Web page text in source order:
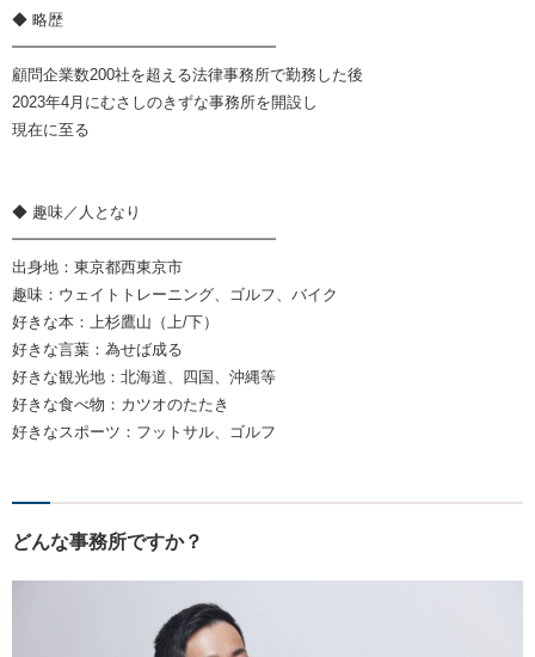
◆ 略歴
━━━━━━━━━━━━━━━━━
顧問企業数200社を超える法律事務所で勤務した後
2023年4月にむさしのきずな事務所を開設し
現在に至る
◆ 趣味／人となり
━━━━━━━━━━━━━━━━━
出身地：東京都西東京市
趣味：ウェイトトレーニング、ゴルフ、バイク
好きな本：上杉鷹山（上/下）
好きな言葉：為せば成る
好きな観光地：北海道、四国、沖縄等
好きな食べ物：カツオのたたき
好きなスポーツ：フットサル、ゴルフ
どんな事務所ですか？